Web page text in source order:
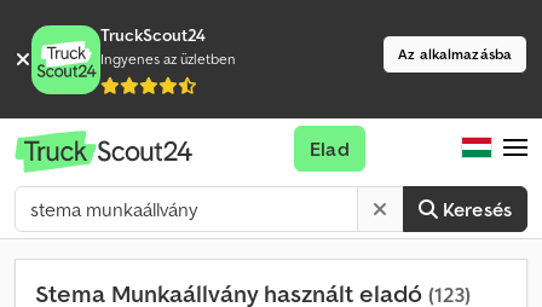
TruckScout24
Ingyenes az üzletben Az alkalmazásba
Keresés
Elad
Stema Munkaállvány használt eladó (123)